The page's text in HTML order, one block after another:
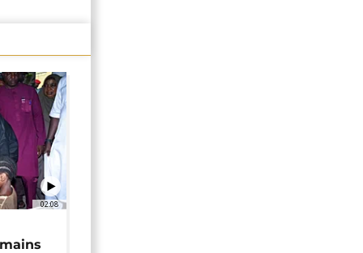
02:08